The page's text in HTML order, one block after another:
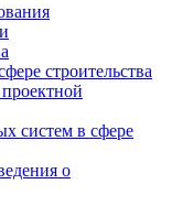
строительства
систем в сфере
о